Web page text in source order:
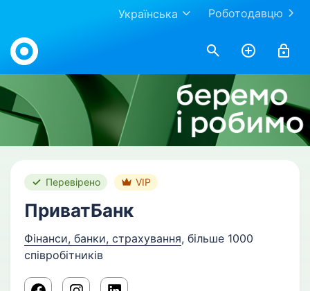
Роботодавцю
Українська
Work.ua
Перевірено VIP
ПриватБанк
Фінанси, банки, страхування, більше 1000
співробітників